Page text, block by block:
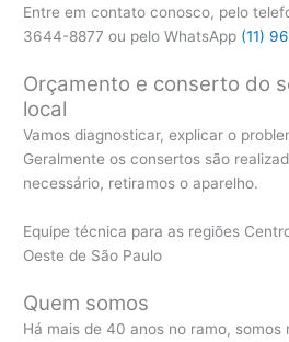
Entre em contato conosco, pelo
3644-8877 ou pelo WhatsApp (11)
Orçamento e conserto do
local
Vamos diagnosticar, explicar o
Geralmente os consertos são
necessário, retiramos o aparelho.
Equipe técnica para as regiões
Oeste de São Paulo
Quem somos
Há mais de 40 anos no ramo,